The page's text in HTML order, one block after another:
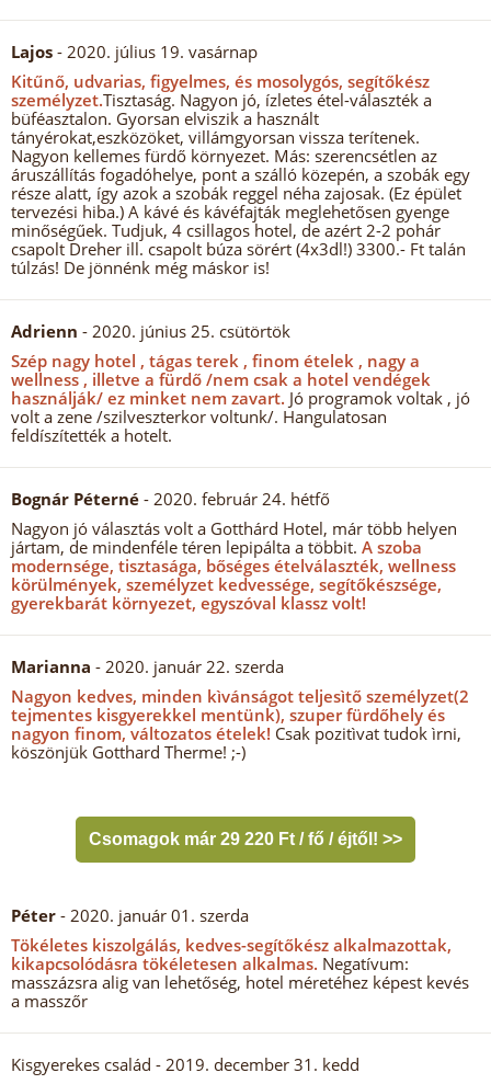
Lajos - 2020. július 19. vasárnap
Kitűnő, udvarias, figyelmes, és mosolygós, segítőkész
személyzet.Tisztaság. Nagyon jó, ízletes étel-választék a
büféasztalon. Gyorsan elviszik a használt
tányérokat,eszközöket, villámgyorsan vissza terítenek.
Nagyon kellemes fürdő környezet. Más: szerencsétlen az
áruszállítás fogadóhelye, pont a szálló közepén, a szobák egy
része alatt, így azok a szobák reggel néha zajosak. (Ez épület
tervezési hiba.) A kávé és kávéfajták meglehetősen gyenge
minőségűek. Tudjuk, 4 csillagos hotel, de azért 2-2 pohár
csapolt Dreher ill. csapolt búza sörért (4x3dl!) 3300.- Ft talán
túlzás! De jönnénk még máskor is!
Adrienn - 2020. június 25. csütörtök
Szép nagy hotel , tágas terek , finom ételek , nagy a
wellness , illetve a fürdő /nem csak a hotel vendégek
használják/ ez minket nem zavart. Jó programok voltak , jó
volt a zene /szilveszterkor voltunk/. Hangulatosan
feldíszítették a hotelt.
Bognár Péterné - 2020. február 24. hétfő
Nagyon jó választás volt a Gotthárd Hotel, már több helyen
jártam, de mindenféle téren lepipálta a többit. A szoba
modernsége, tisztasága, bőséges ételválaszték, wellness
körülmények, személyzet kedvessége, segítőkészsége,
gyerekbarát környezet, egyszóval klassz volt!
Marianna - 2020. január 22. szerda
Nagyon kedves, minden kìvánságot teljesìtő személyzet(2
tejmentes kisgyerekkel mentünk), szuper fürdőhely és
nagyon finom, változatos ételek! Csak pozitìvat tudok ìrni,
köszönjük Gotthard Therme! ;-)
Csomagok már 29 220 Ft / fő / éjtől! >>
Péter - 2020. január 01. szerda
Tökéletes kiszolgálás, kedves-segítőkész alkalmazottak,
kikapcsolódásra tökéletesen alkalmas. Negatívum:
masszázsra alig van lehetőség, hotel méretéhez képest kevés
a masszőr
Kisgyerekes család - 2019. december 31. kedd